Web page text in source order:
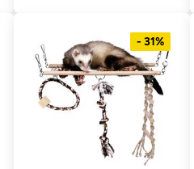
- 31%